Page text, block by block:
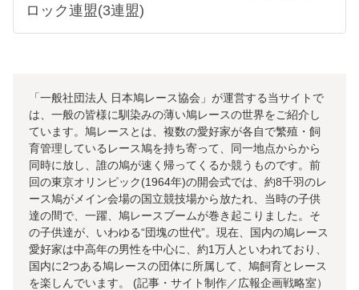
ロック連盟(3連盟)
「一般社団法人 日本鳩レース協会」が運営する当サイトで
は、一般の皆様に馴染みの薄い鳩レースの世界をご紹介し
ています。鳩レースとは、複数の愛好家が各自で繁殖・飼
育管理しているレース鳩を持ち寄って、同一地点からから
同時に放し、誰の鳩が速く帰ってくるか競うものです。前
回の東京オリンピック(1964年)の開会式では、約8千羽のレ
ース鳩がメイン会場の国立競技場から放たれ、当時の子供
達の間で、一躍、鳩レースブームが巻き起こりました。そ
の子供達が、いわゆる“団塊の世代”。現在、国内の鳩レース
愛好家は中高年の男性を中心に、約1万人といわれており、
国内に2つある鳩レースの団体に所属して、鳩飼育とレース
を楽しんでいます。 (記事・サイト制作／広報企画戦略室）